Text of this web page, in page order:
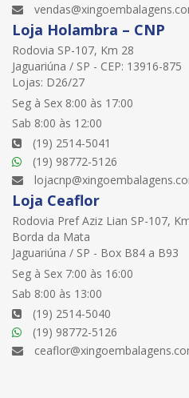
Loja Holambra – CNP
Rodovia SP-107, Km 28
Jaguariúna / SP - CEP: 13916-875
Lojas: D26/27
Seg à Sex 8:00 às 17:00
Sab 8:00 às 12:00
(19) 2514-5041
(19) 98772-5126
Loja Ceaflor
Rodovia Pref Aziz Lian SP-107,
Borda da Mata
Jaguariúna / SP - Box B84 a B93
Seg à Sex 7:00 às 16:00
Sab 8:00 às 13:00
(19) 2514-5040
(19) 98772-5126